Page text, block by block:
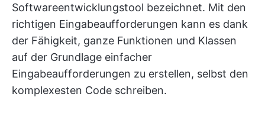
Softwareentwicklungstool bezeichnet. Mit den
richtigen Eingabeaufforderungen kann es dank
der Fähigkeit, ganze Funktionen und Klassen
auf der Grundlage einfacher
Eingabeaufforderungen zu erstellen, selbst den
komplexesten Code schreiben.